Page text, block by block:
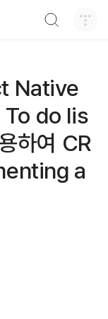
Native
do lis
하여 CR
a